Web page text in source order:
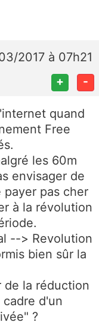
2017 à 07h21
+ -
quand
Free
les 60m
envisager de
pas cher
à la révolution
--> Revolution
bien sûr la
de la réduction
d'un
?